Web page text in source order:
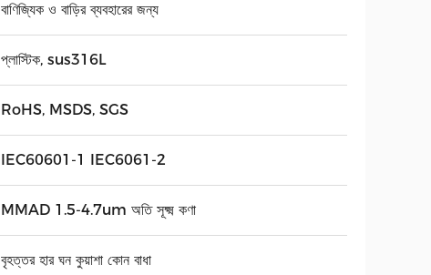
বাণিজ্যিক ও বাড়ির ব্যবহারের জন্য
প্লাস্টিক, sus316L
RoHS, MSDS, SGS
IEC60601-1 IEC6061-2
MMAD 1.5-4.7um অতি সূক্ষ্ম কণা
বৃহত্তর হার ঘন কুয়াশা কোন বাধা